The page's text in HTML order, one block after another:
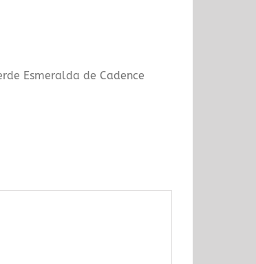
Esmeralda de Cadence